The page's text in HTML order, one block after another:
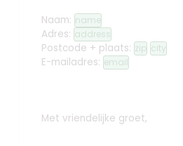
Naam: name
Adres: address
Postcode + plaats: zip city
E-mailadres: email
Met vriendelijke groet,